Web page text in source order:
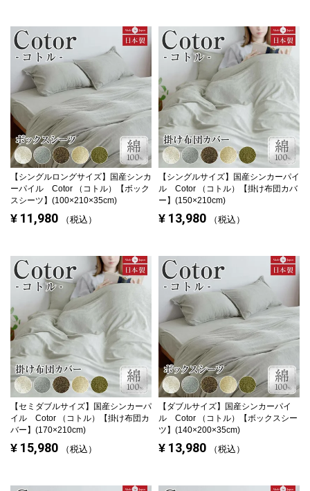
【シングルロングサイズ】 国産シンカ
ーパイル Cotor （コトル）【ボック
スシーツ】(100×210×35cm)
¥ 11,980 税込
【シングルサイズ】 国産シンカーパイ
ル Cotor （コトル）【掛け布団カバ
ー】(150×210cm)
¥ 13,980 税込
【セミダブルサイズ】 国産シンカーパ
イル Cotor （コトル）【掛け布団カ
バー】(170×210cm)
¥ 15,980 税込
【ダブルサイズ】 国産シンカーパイ
ル Cotor （コトル）【ボックスシー
ツ】(140×200×35cm)
¥ 13,980 税込